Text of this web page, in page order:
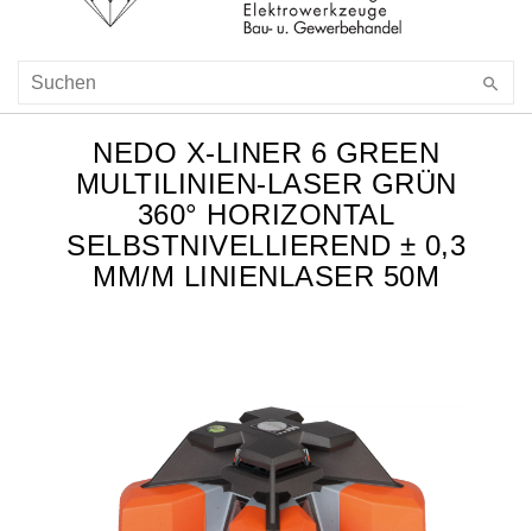
NEDO X-LINER 6 GREEN
MULTILINIEN-LASER GRÜN
360° HORIZONTAL
SELBSTNIVELLIEREND ± 0,3
MM/M LINIENLASER 50M